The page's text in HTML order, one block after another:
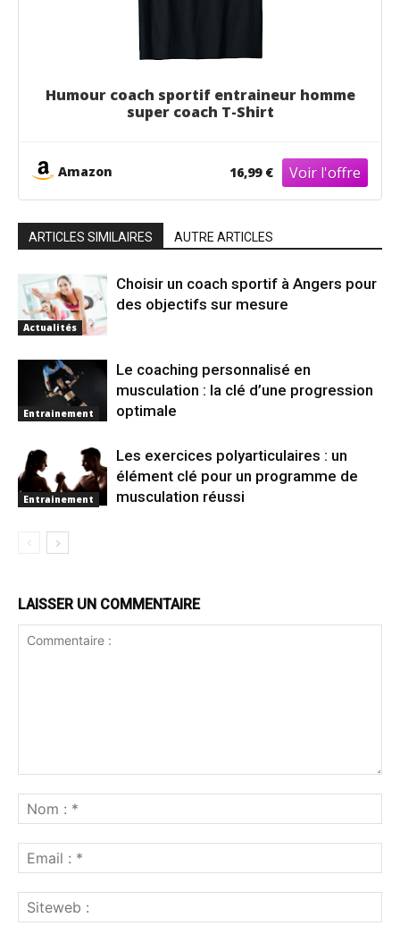
Humour coach sportif entraineur homme
super coach T-Shirt
Amazon 16,99 €
ARTICLES SIMILAIRES AUTRE ARTICLES
Actualités
Choisir un coach sportif à Angers pour
des objectifs sur mesure
Entrainement
Le coaching personnalisé en
musculation : la clé d’une progression
optimale
Entrainement
Les exercices polyarticulaires : un
élément clé pour un programme de
musculation réussi
LAISSER UN COMMENTAIRE